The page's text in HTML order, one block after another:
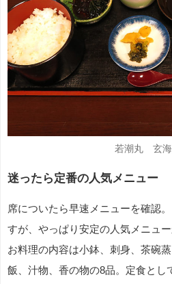
若潮丸 玄
迷ったら定番の人気メニュー
席についたら早速メニューを確認
すが、やっぱり安定の人気メニュ
お料理の内容は小鉢、刺身、茶碗
飯、汁物、香の物の8品。定食とし